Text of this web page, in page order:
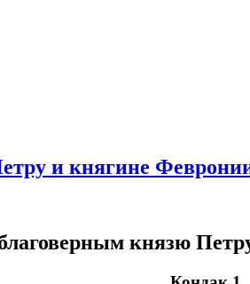
и княгине
князю